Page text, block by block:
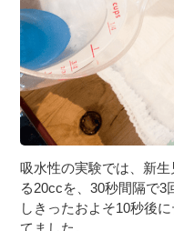
吸水性の実験では、新
る20ccを、30秒間隔で3
しきったおよそ10秒後
てました。